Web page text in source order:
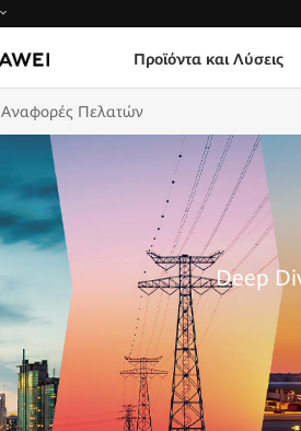
Προϊόντα και Λύσεις
Αναφορές Πελατών
Deep